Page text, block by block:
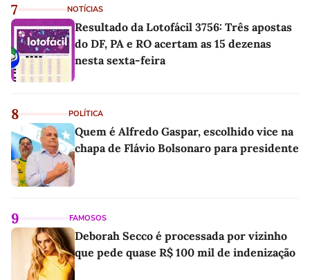
7 NOTÍCIAS
Resultado da Lotofácil 3756: Três apostas
do DF, PA e RO acertam as 15 dezenas
nesta sexta-feira
8 POLÍTICA
Quem é Alfredo Gaspar, escolhido vice na
chapa de Flávio Bolsonaro para presidente
9 FAMOSOS
Deborah Secco é processada por vizinho
que pede quase R$ 100 mil de indenização